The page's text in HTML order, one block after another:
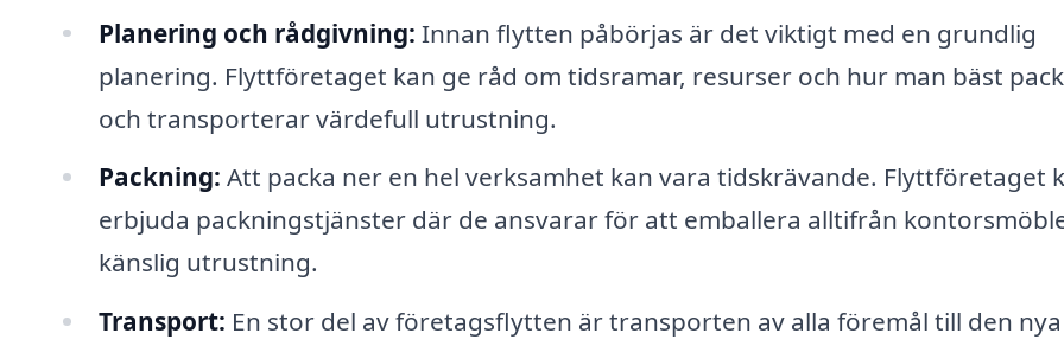
Planering och rådgivning: Innan flytten påbörjas är det viktigt med en grundlig
planering. Flyttföretaget kan ge råd om tidsramar, resurser och hur man bäst
och transporterar värdefull utrustning.
Packning: Att packa ner en hel verksamhet kan vara tidskrävande. Flyttföretaget
erbjuda packningstjänster där de ansvarar för att emballera alltifrån
känslig utrustning.
Transport: En stor del av företagsflytten är transporten av alla föremål till den nya